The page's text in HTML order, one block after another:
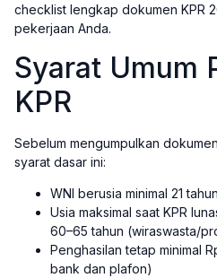
checklist lengkap dokumen KPR
pekerjaan Anda.
Syarat Umum
KPR
Sebelum mengumpulkan
syarat dasar ini:
WNI berusia minimal 21
Usia maksimal saat KPR
60–65 tahun (wiraswasta/
Penghasilan tetap minimal
bank dan plafon)